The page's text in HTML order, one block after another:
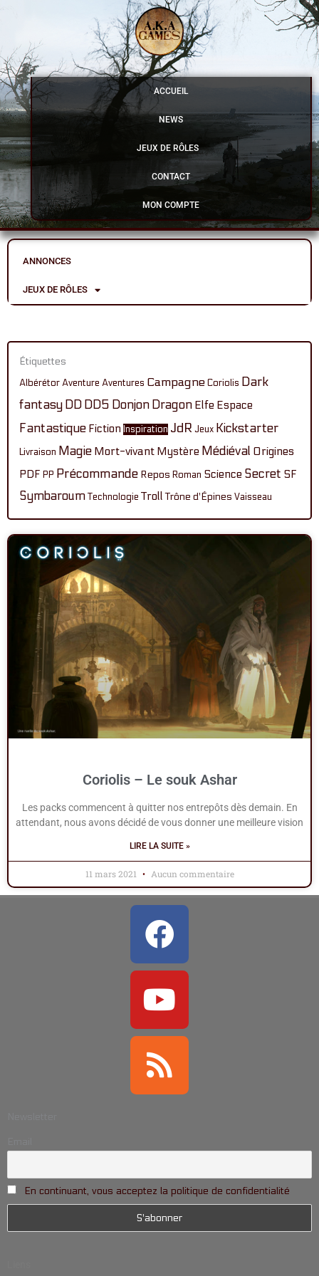
contenu
ACCUEIL
NEWS
JEUX DE RÔLES
CONTACT
MON COMPTE
ANNONCES
JEUX DE RÔLES
Étiquettes
AlbérétorAventure Aventures CampagneCoriolis Dark
fantasy DD DD5 Donjon Dragon Elfe Espace
Fantastique Fiction Inspiration JdR Jeux Kickstarter
Livraison Magie Mort-vivant Mystère Médiéval Origines
PDF PP Précommande Repos Roman Science Secret SF
SymbaroumTechnologie Troll Trône d'Épines Vaisseau
Coriolis – Le souk Ashar
Les packs commencent à quitter nos entrepôts dès demain. En
attendant, nous avons décidé de vous donner une meilleure vision
LIRE LA SUITE »
11 mars 2021 Aucun commentaire
Facebook
Youtube
Rss
En continuant, vous acceptez la politique de confidentialité